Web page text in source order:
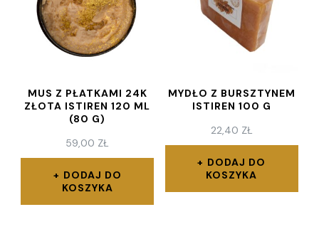
MUS Z PŁATKAMI 24K
ZŁOTA ISTIREN 120 ML
(80 G)
59,00 ZŁ
DODAJ DO
KOSZYKA
MYDŁO Z BURSZTYNEM
ISTIREN 100 G
22,40 ZŁ
DODAJ DO
KOSZYKA